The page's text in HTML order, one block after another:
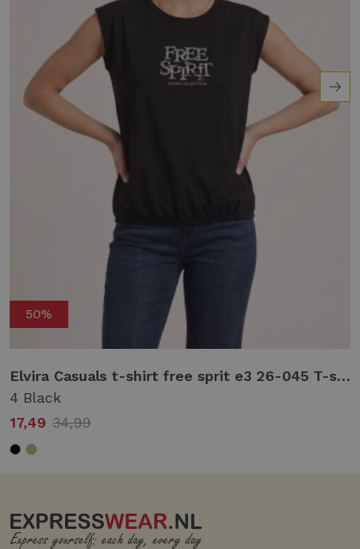
50%
Elvira Casuals t-shirt free sprit e3 26-045 T-shirt Korte mouw 4 black
4 Black
17,49 34,99